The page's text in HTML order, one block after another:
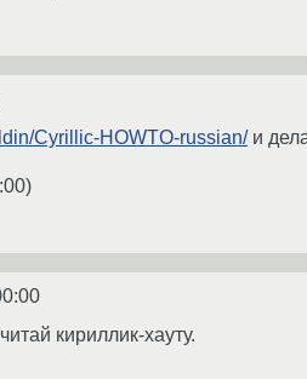
Cyrillic-HOWTO-russian/и
)
кириллик-хауту.